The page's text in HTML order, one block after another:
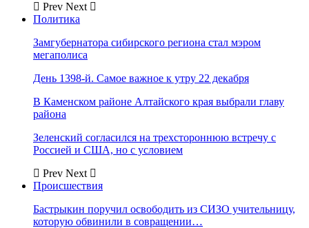
Prev Next
Политика
Замгубернатора сибирского региона стал мэром
мегаполиса
День 1398-й. Самое важное к утру 22 декабря
В Каменском районе Алтайского края выбрали главу
района
Зеленский согласился на трехстороннюю встречу с
Россией и США, но с условием
Prev Next
Происшествия
Бастрыкин поручил освободить из СИЗО учительницу,
которую обвинили в совращении…